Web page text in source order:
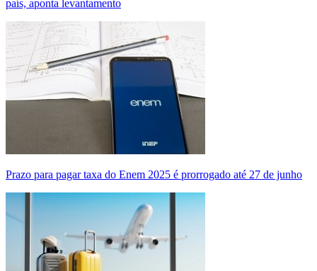
país, aponta levantamento
Prazo para pagar taxa do Enem 2025 é prorrogado até 27 de junho